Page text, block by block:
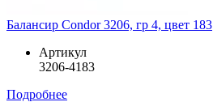
Балансир Condor 3206, гр 4, цвет 183
Артикул
3206-4183
Подробнее